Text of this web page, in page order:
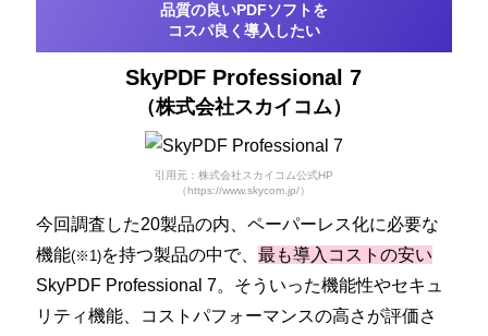
品質の良いPDFソフトを
コスパ良く導入したい
SkyPDF Professional 7
（株式会社スカイコム）
引用元：株式会社スカイコム公式HP
（https://www.skycom.jp/）
今回調査した20製品の内、ペーパーレス化に必要な
機能(※1)を持つ製品の中で、最も導入コストの安い
SkyPDF Professional 7。そういった機能性やセキュ
リティ機能、コストパフォーマンスの高さが評価さ